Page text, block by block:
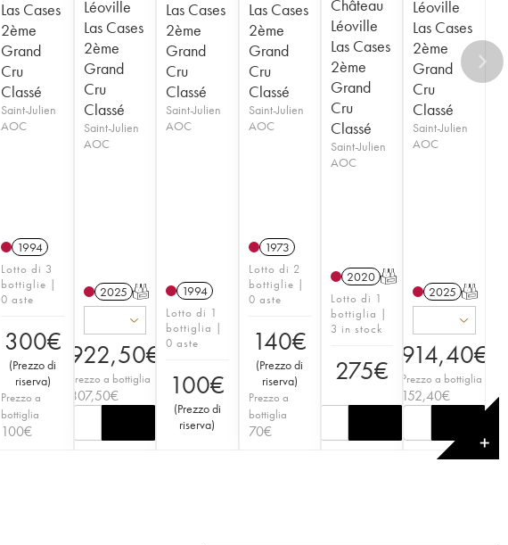
Las Cases
2ème
Grand
Cru
Classé
Saint-Julien
AOC
1994
Lotto di 3
bottiglie |
0 aste
300€
(Prezzo di
riserva)
Prezzo a
bottiglia
100€
Léoville
Las Cases
2ème
Grand
Cru
Classé
Saint-Julien
AOC
2025 T
922,50€
Prezzo a bottiglia
307,50€
Las Cases
2ème
Grand
Cru
Classé
Saint-Julien
AOC
1994
Lotto di 1
bottiglia |
0 aste
100€
(Prezzo di
riserva)
Las Cases
2ème
Grand
Cru
Classé
Saint-Julien
AOC
1973
Lotto di 2
bottiglie |
0 aste
140€
(Prezzo di
riserva)
Prezzo a
bottiglia
70€
Château
Léoville
Las Cases
2ème
Grand
Cru
Classé
Saint-Julien
AOC
2020 T
Lotto di 1
bottiglia |
3 in stock
275€
Léoville
Las Cases
2ème
Grand
Cru
Classé
Saint-Julien
AOC
2025 T
914,40€
Prezzo a bottiglia
152,40€
✕